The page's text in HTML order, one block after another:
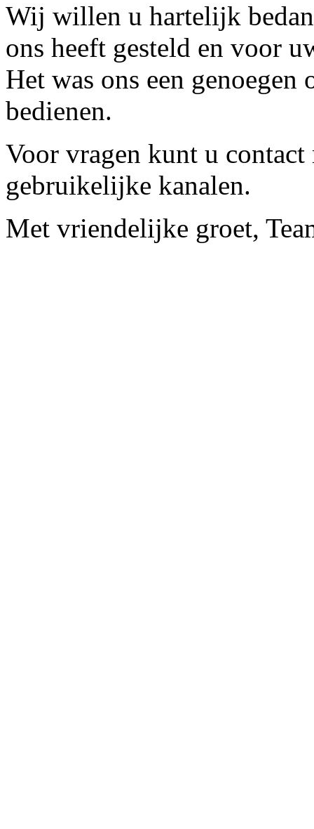
Wij willen u hartelijk
ons heeft gesteld en voor
Het was ons een
bedienen.
Voor vragen kunt u contact
gebruikelijke kanalen.
Met vriendelijke groet,